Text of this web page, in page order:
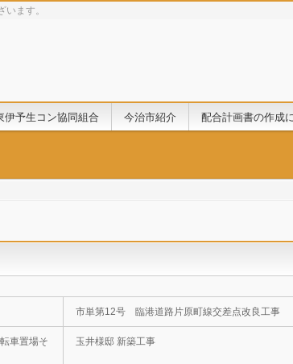
ます。
伊予生コン協同組合 今治市紹介 配合計画書の作成
市単第12号 臨港道路片原町線交差点改良工事
車置場そ
玉井様邸 新築工事